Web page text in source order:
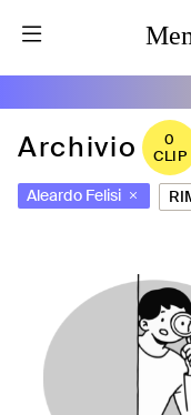
Archivio
0
CLIP
Aleardo Felisi